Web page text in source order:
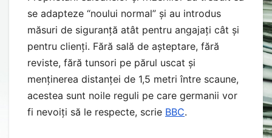
se adapteze “noului normal” și au introdus
măsuri de siguranță atât pentru angajați cât și
pentru clienți. Fără sală de așteptare, fără
reviste, fără tunsori pe părul uscat și
menținerea distanței de 1,5 metri între scaune,
acestea sunt noile reguli pe care germanii vor
fi nevoiți să le respecte, scrie BBC.